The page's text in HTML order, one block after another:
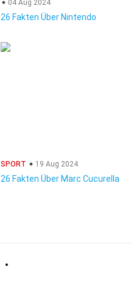
04 Aug 2024
26 Fakten Über Nintendo
SPORT 19 Aug 2024
26 Fakten Über Marc Cucurella